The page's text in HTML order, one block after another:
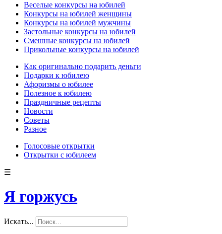
Веселые конкурсы на юбилей
Конкурсы на юбилей женщины
Конкурсы на юбилей мужчины
Застольные конкурсы на юбилей
Смешные конкурсы на юбилей
Прикольные конкурсы на юбилей
Как оригинально подарить деньги
Подарки к юбилею
Афоризмы о юбилее
Полезное к юбилею
Праздничные рецепты
Новости
Советы
Разное
Голосовые открытки
Открытки с юбилеем
☰
Я горжусь
Искать...